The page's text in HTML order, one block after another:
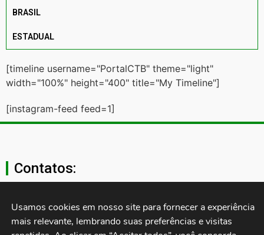
BRASIL
ESTADUAL
[timeline username="PortalCTB" theme="light"
width="100%" height="400" title="My Timeline"]
[instagram-feed feed=1]
Contatos:
secgeral@ctb.org.br
11 3874-0040
Usamos cookies em nosso site para fornecer a experiência
mais relevante, lembrando suas preferências e visitas